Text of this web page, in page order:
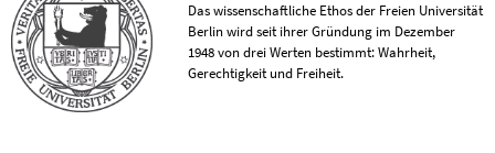
Das wissenschaftliche Ethos der Freien Universität
Berlin wird seit ihrer Gründung im Dezember
1948 von drei Werten bestimmt: Wahrheit,
Gerechtigkeit und Freiheit.